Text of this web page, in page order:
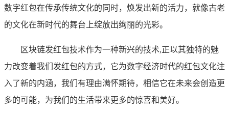
数字红包在传承传统文化的同时，焕发出新的活力，就像古老
的文化在新时代的舞台上绽放出绚丽的光彩。
区块链发红包技术作为一种新兴的技术,正以其独特的魅
力改变着我们发红包的方式，它为数字经济时代的红包文化注
入了新的内涵，我们有理由满怀期待，相信它在未来会创造更
多的可能，为我们的生活带来更多的惊喜和美好。